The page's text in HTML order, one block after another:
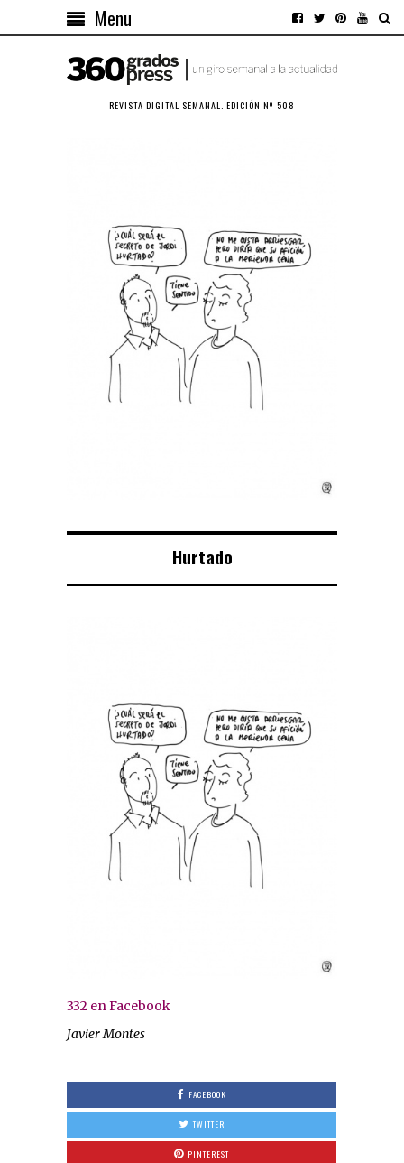
Menu
REVISTA DIGITAL SEMANAL. EDICIÓN Nº 508
Hurtado
332 en Facebook
Javier Montes
FACEBOOK
TWITTER
PINTEREST